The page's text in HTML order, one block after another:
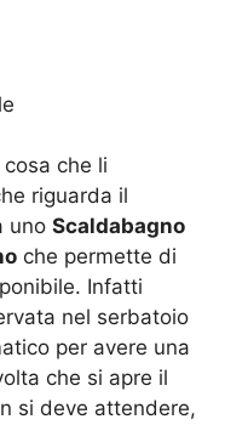
che li
riguarda il
unoScaldabagno
che permette di
Infatti
nel serbatoio
per avere una
che si apre il
si deve attendere,